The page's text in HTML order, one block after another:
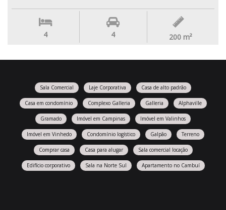
4 4 200 m²
Sala Comercial Laje Corporativa Casa de alto padrão
Casa em condomínio Complexo Galleria Galleria Alphaville
Gramado Imóvel em Campinas Imóvel em Valinhos
Imóvel em Vinhedo Condomínio logístico Galpão Terreno
Comprar casa Casa para alugar Sala comercial locação
Edifício corporativo Sala na Norte Sul Apartamento no Cambuí